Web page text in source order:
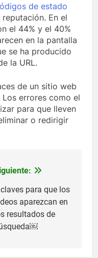
de estado
En el
el 44% y el 40%
en la pantalla
se ha producido
la URL.
de un sitio web
Los errores como el
para que lleven
o redirigir
para que los
aparezcan en
resultados de